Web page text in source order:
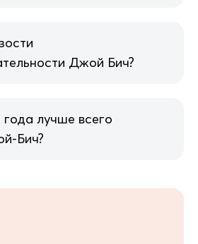
Джой Бич?
лучше всего
Бич?